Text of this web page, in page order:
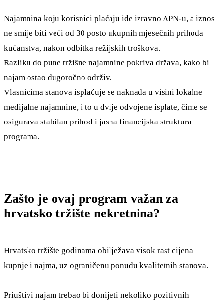
Najamnina koju korisnici plaćaju ide izravno APN-u, a iznos
ne smije biti veći od 30 posto ukupnih mjesečnih prihoda
kućanstva, nakon odbitka režijskih troškova.
Razliku do pune tržišne najamnine pokriva država, kako bi
najam ostao dugoročno održiv.
Vlasnicima stanova isplaćuje se naknada u visini lokalne
medijalne najamnine, i to u dvije odvojene isplate, čime se
osigurava stabilan prihod i jasna financijska struktura
programa.
Zašto je ovaj program važan za
hrvatsko tržište nekretnina?
Hrvatsko tržište godinama obilježava visok rast cijena
kupnje i najma, uz ograničenu ponudu kvalitetnih stanova.
Priuštivi najam trebao bi donijeti nekoliko pozitivnih